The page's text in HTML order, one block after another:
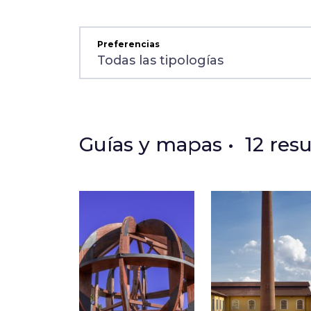
Preferencias
Guías y mapas • 12